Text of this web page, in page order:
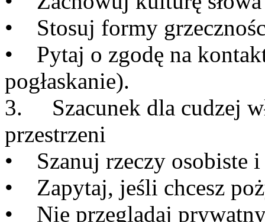
• Stosuj formy
• Pytaj o zgodę na
pogłaskanie).
3. Szacunek dla cudzej
przestrzeni
• Szanuj rzeczy osobiste
• Zapytaj, jeśli chcesz
• Nie przeglądaj